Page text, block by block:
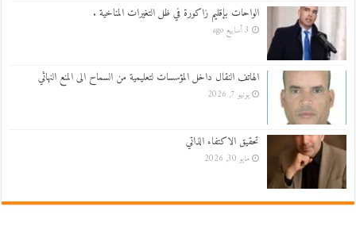
الواحات بإقليم زاكورة في ظل التغيرات المناخية .
3 أسابيع ago
الهاتف النقال داخل المؤسسات لتعليمية من السماح الى المنع النهائي
يونيو 7, 2026
تحقيق الاكتفاء الذاتي
مايو 30, 2026